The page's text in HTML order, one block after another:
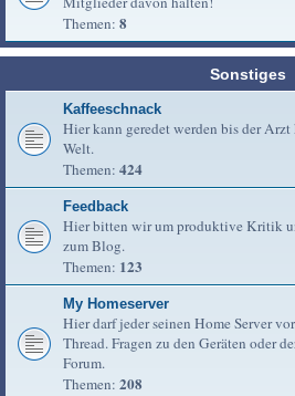
Themen: 8
Sonstiges
Kaffeeschnack
Hier kann geredet werden bis der
Welt.
Themen: 424
Feedback
Hier bitten wir um produktive Kritik
zum Blog.
Themen: 123
My Homeserver
Hier darf jeder seinen Home Server
Thread. Fragen zu den Geräten oder
Forum.
Themen: 208